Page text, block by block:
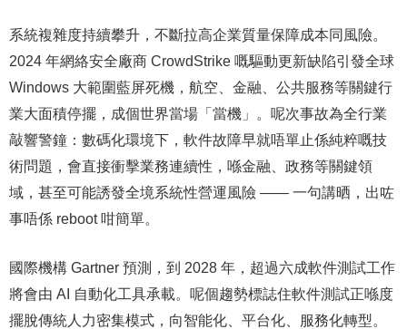
系統複雜度持續攀升，不斷拉高企業質量保障成本同風險。
2024 年網絡安全廠商 CrowdStrike 嘅驅動更新缺陷引發全球
Windows 大範圍藍屏死機，航空、金融、公共服務等關鍵行
業大面積停擺，成個世界當場「當機」。呢次事故為全行業
敲響警鐘：數碼化環境下，軟件故障早就唔單止係純粹嘅技
術問題，會直接衝擊業務連續性，喺金融、政務等關鍵領
域，甚至可能誘發全境系統性營運風險 —— 一句講晒，出咗
事唔係 reboot 咁簡單。
國際機構 Gartner 預測，到 2028 年，超過六成軟件測試工作
將會由 AI 自動化工具承載。呢個趨勢標誌住軟件測試正喺度
擺脫傳統人力密集模式，向智能化、平台化、服務化轉型。